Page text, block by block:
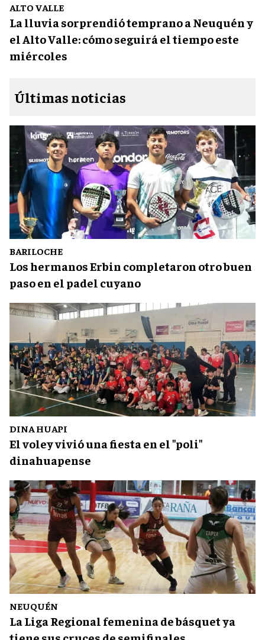
ALTO VALLE
La lluvia sorprendió temprano a Neuquén y
el Alto Valle: cómo seguirá el tiempo este
miércoles
Últimas noticias
BARILOCHE
Los hermanos Erbin completaron otro buen
paso en el padel cuyano
DINA HUAPI
El voley vivió una fiesta en el "poli"
dinahuapense
NEUQUÉN
La Liga Regional femenina de básquet ya